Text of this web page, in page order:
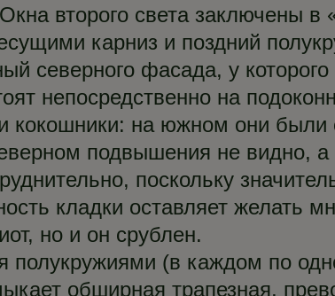
второго света заключены
карниз и поздний
северного фасада, у
непосредственно на
кокошники: на южном они
подвышения не видно, а
поскольку
кладки оставляет желать
но и он срублен.
полукружиями (в каждом по
обширная трапезная,